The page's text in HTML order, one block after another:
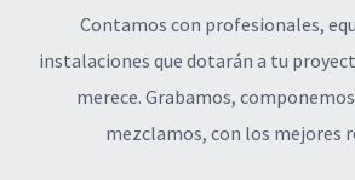
Contamos con profesionales,
instalaciones que dotarán a tu
merece. Grabamos,
mezclamos, con los mejores